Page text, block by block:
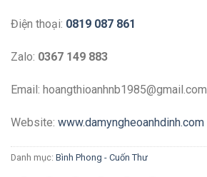
Điện thoại: 0819 087 861
Zalo: 0367 149 883
Email: hoangthioanhnb1985@gmail.com
Website: www.damyngheoanhdinh.com
Danh mục: Bình Phong - Cuốn Thư